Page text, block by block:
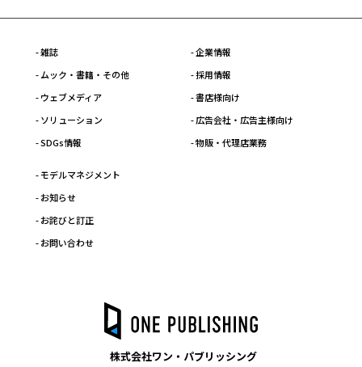
- 雑誌
- ムック・書籍・その他
- ウェブメディア
- ソリューション
- SDGs情報
- 企業情報
- 採用情報
- 書店様向け
- 広告会社・広告主様向け
- 物販・代理店業務
- モデルマネジメント
- お知らせ
- お詫びと訂正
- お問い合わせ
株式会社ワン・パブリッシング